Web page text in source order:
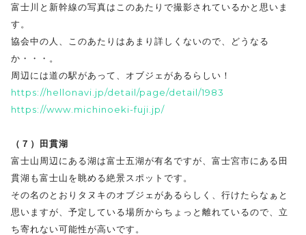
富士川と新幹線の写真はこのあたりで撮影されているかと思いま
す。
協会中の人、このあたりはあまり詳しくないので、どうなる
か・・・。
周辺には道の駅があって、オブジェがあるらしい！
https://hellonavi.jp/detail/page/detail/1983
https://www.michinoeki-fuji.jp/
（７）田貫湖
富士山周辺にある湖は富士五湖が有名ですが、富士宮市にある田
貫湖も富士山を眺める絶景スポットです。
その名のとおりタヌキのオブジェがあるらしく、行けたらなぁと
思いますが、予定している場所からちょっと離れているので、立
ち寄れない可能性が高いです。